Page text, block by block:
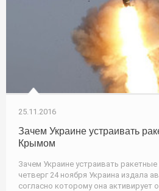
25.11.2016
Зачем Украине устраивать
Крымом
Зачем Украине устраивать
четверг 24 ноября Украина издала
согласно которому она активирует